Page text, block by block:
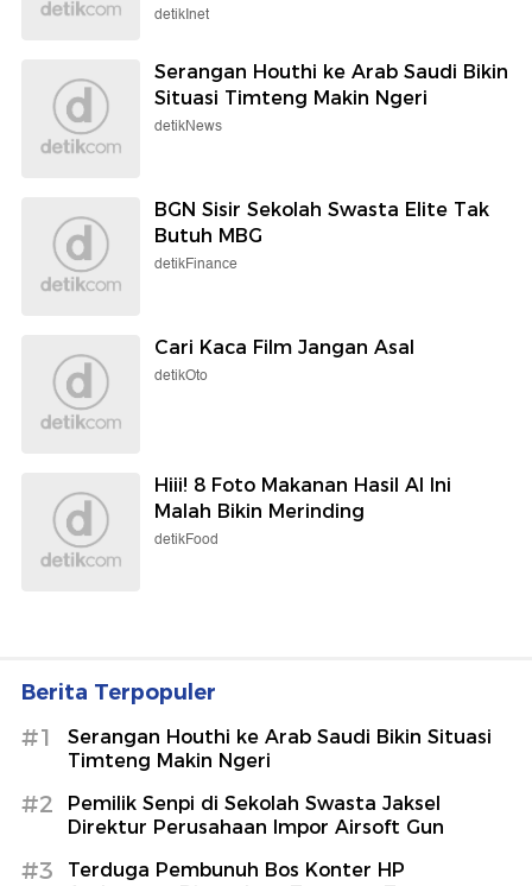
detikInet
Serangan Houthi ke Arab Saudi Bikin
Situasi Timteng Makin Ngeri
detikNews
BGN Sisir Sekolah Swasta Elite Tak
Butuh MBG
detikFinance
Cari Kaca Film Jangan Asal
detikOto
Hiii! 8 Foto Makanan Hasil AI Ini
Malah Bikin Merinding
detikFood
Berita Terpopuler
#1
Serangan Houthi ke Arab Saudi Bikin Situasi
Timteng Makin Ngeri
#2
Pemilik Senpi di Sekolah Swasta Jaksel
Direktur Perusahaan Impor Airsoft Gun
#3
Terduga Pembunuh Bos Konter HP